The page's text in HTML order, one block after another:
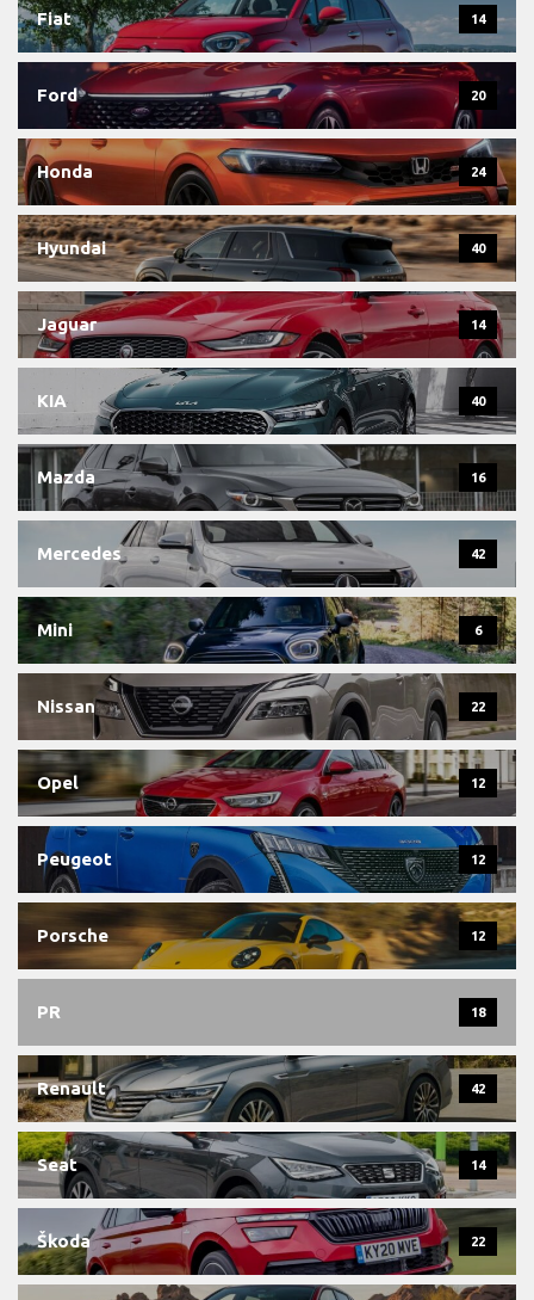
Fiat 14
Ford 20
Honda 24
Hyundai 40
Jaguar 14
KIA 40
Mazda 16
Mercedes 42
Mini 6
Nissan 22
Opel 12
Peugeot 12
Porsche 12
PR 18
Renault 42
Seat 14
Škoda 22